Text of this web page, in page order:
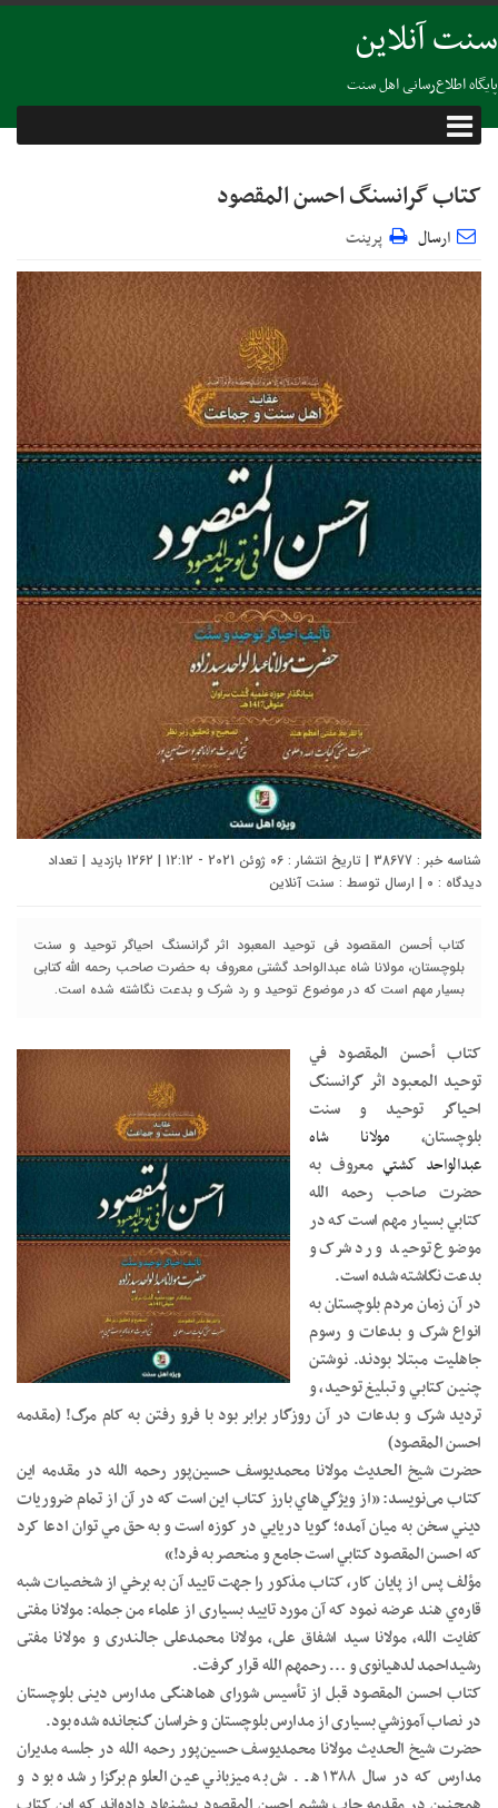
سنت آنلاین
پایگاه اطلاع‌رسانی اهل سنت
کتاب گرانسنگ احسن المقصود
ارسال پرینت
شناسه خبر : 38677 | تاریخ انتشار : 06 ژوئن 2021 - 12:12 | 1262 بازدید | تعداد
دیدگاه : 0 | ارسال توسط : سنت آنلاین
کتاب أحسن المقصود في توحيد المعبود اثر گرانسنگ احياگر توحيد و سنت
بلوچستان، مولانا شاه عبدالواحد گشتي معروف به حضرت صاحب رحمه الله کتابي
بسيار مهم است که در موضوع توحيد و رد شرک و بدعت نگاشته شده است.
کتاب أحسن المقصود في
توحيد المعبود اثر گرانسنگ
احياگر توحيد و سنت
بلوچستان، مولانا شاه
عبدالواحد گشتيمعروف به
حضرت صاحب رحمه الله
کتابي بسيار مهم است که در
موضوع توحيد و رد شرک و
بدعت نگاشته شده است.
در آن زمان مردم بلوچستان به
انواع شرک و بدعات و رسوم
جاهليت مبتلا بودند. نوشتن
چنين کتابي و تبليغ توحيد، و
ترديد شرک و بدعات در آن روزگار برابر بود با فرو رفتن به کام مرگ! (مقدمه
احسن المقصود)
حضرت شيخ الحديث مولانا محمديوسف حسين‌پور رحمه الله در مقدمه اين
کتاب مى‌نويسد: «از ويژگي‌هاي بارز کتاب اين است که در آن از تمام ضروريات
ديني سخن به ميان آمده؛ گويا دريايي در کوزه است و به حق مي توان ادعا کرد
که احسن المقصود کتابي است جامع و منحصر به فرد!»
مؤلف پس از پايان کار، کتاب مذکور را جهت تاييد آن به برخي از شخصيات شبه
قاره‌ي هند عرضه نمود که آن مورد تاييد بسيارى از علماء من جمله: مولانا مفتى
کفايت الله، مولانا سيد اشفاق على، مولانا محمدعلى جالندرى و مولانا مفتى
رشيداحمد لدهيانوى و … رحمهم الله قرار گرفت.
کتاب احسن المقصود قبل از تأسيس شوراى هماهنگى مدارس دينى بلوچستان
در نصاب آموزشي بسيارى از مدارس بلوچستان و خراسان گنجانده شده بود.
حضرت شيخ الحديث مولانا محمديوسف حسين‌پور رحمه الله در جلسه مديران
مدارس که در سال ۱۳۸۸ هـ . ش به ميزباني عين العلوم برگزار شده بود و